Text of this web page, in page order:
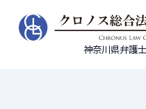
神奈川県弁護